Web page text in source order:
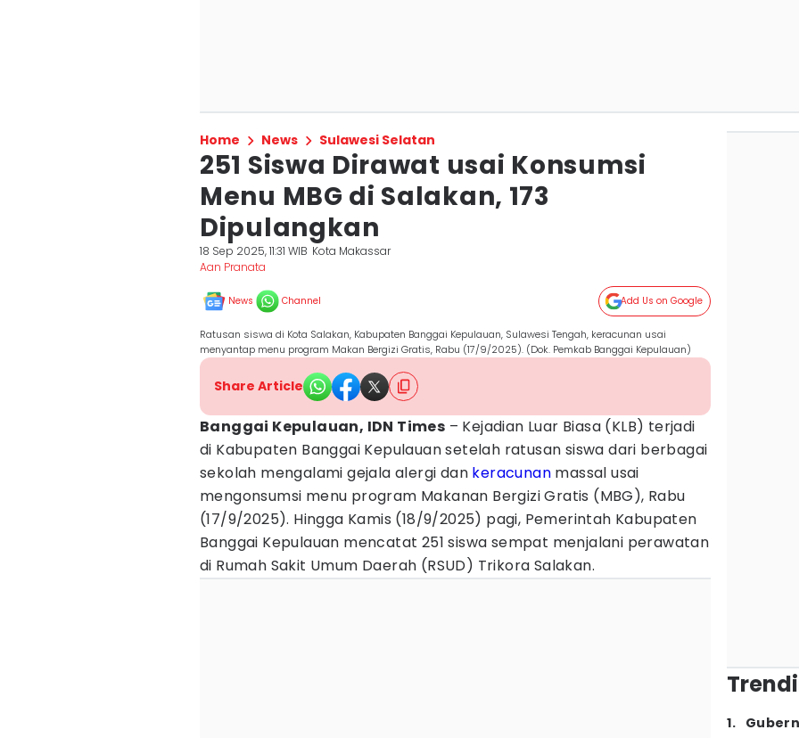
Home News Sulawesi Selatan
251 Siswa Dirawat usai Konsumsi
Menu MBG di Salakan, 173
Dipulangkan
18 Sep 2025, 11:31 WIB Kota Makassar
Aan Pranata
News Channel Add Us on Google
Ratusan siswa di Kota Salakan, Kabupaten Banggai Kepulauan, Sulawesi Tengah, keracunan usai
menyantap menu program Makan Bergizi Gratis, Rabu (17/9/2025). (Dok. Pemkab Banggai Kepulauan)
Share Article
Banggai Kepulauan, IDN Times – Kejadian Luar Biasa (KLB) terjadi
di Kabupaten Banggai Kepulauan setelah ratusan siswa dari berbagai
sekolah mengalami gejala alergi dan keracunan massal usai
mengonsumsi menu program Makanan Bergizi Gratis (MBG), Rabu
(17/9/2025). Hingga Kamis (18/9/2025) pagi, Pemerintah Kabupaten
Banggai Kepulauan mencatat 251 siswa sempat menjalani perawatan
di Rumah Sakit Umum Daerah (RSUD) Trikora Salakan.
1.